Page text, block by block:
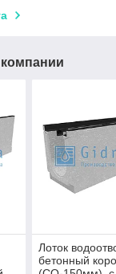
Лоток
бетонный